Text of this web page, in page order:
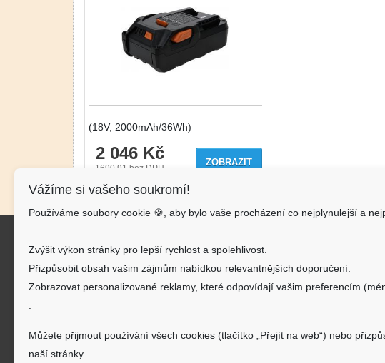
(18V, 2000mAh/36Wh)
2 046 Kč
1690.91 bez DPH
ZOBRAZIT
AKU-SHOP.CZ
J.Š.Baara 1331/
Vážíme si vašeho soukromí!
Používáme soubory cookie 🍪, aby bylo vaše procházení co nejplynulejší a
Zvýšit výkon stránky pro lepší rychlost a spolehlivost.
Přizpůsobit obsah vašim zájmům nabídkou relevantnějších doporučení.
Zobrazovat personalizované reklamy, které odpovídají vašim preferencím
Můžete přijmout používání všech cookies (tlačítko „Přejít na web“) nebo
naší stránky.